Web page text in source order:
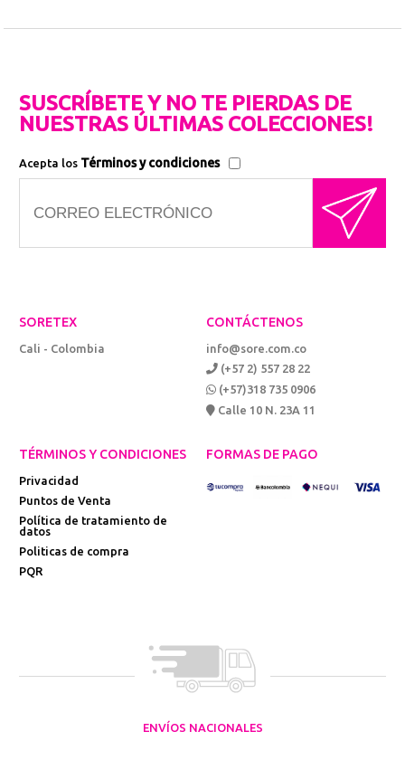
SUSCRÍBETE Y NO TE PIERDAS DE
NUESTRAS ÚLTIMAS COLECCIONES!
Acepta los Términos y condiciones
SORETEX
Cali - Colombia
CONTÁCTENOS
info@sore.com.co
(+57 2) 557 28 22
(+57)318 735 0906
Calle 10 N. 23A 11
TÉRMINOS Y CONDICIONES
Privacidad
Puntos de Venta
Política de tratamiento de
datos
Politicas de compra
PQR
FORMAS DE PAGO
ENVÍOS NACIONALES